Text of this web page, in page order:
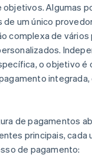
Algumas
de um único
complexa de
o objetivo é
de pagamentos
principais, cada
de pagamento: